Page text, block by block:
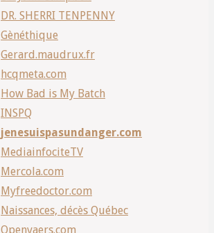
DR. SHERRI TENPENNY
Gènéthique
Gerard.maudrux.fr
hcqmeta.com
How Bad is My Batch
INSPQ
jenesuispasundanger.com
MediainfociteTV
Mercola.com
Myfreedoctor.com
Naissances, décès Québec
Openvaers.com